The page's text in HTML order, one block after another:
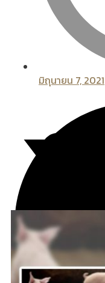
มิถุนายน 7, 2021